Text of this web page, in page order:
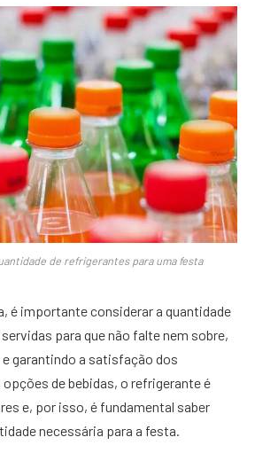
de refrigerantes para uma festa
é importante considerar a quantidade
para que não falte nem sobre,
garantindo a satisfação dos
de bebidas, o refrigerante é
e, por isso, é fundamental saber
necessária para a festa.